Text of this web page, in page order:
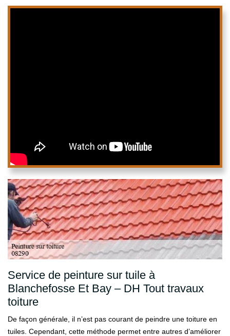
Service de peinture sur tuile à
Blanchefosse Et Bay – DH Tout travaux
toiture
De façon générale, il n’est pas courant de peindre une toiture en
tuiles. Cependant, cette méthode permet entre autres d’améliorer